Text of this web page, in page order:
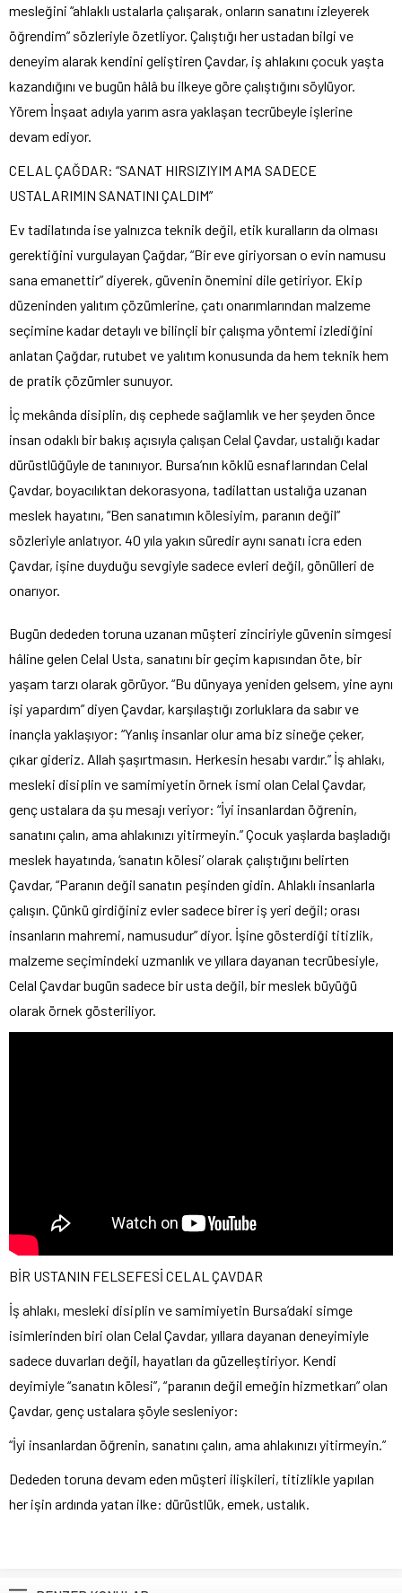
mesleğini “ahlaklı ustalarla çalışarak, onların sanatını izleyerek
öğrendim” sözleriyle özetliyor. Çalıştığı her ustadan bilgi ve
deneyim alarak kendini geliştiren Çavdar, iş ahlakını çocuk yaşta
kazandığını ve bugün hâlâ bu ilkeye göre çalıştığını söylüyor.
Yörem İnşaat adıyla yarım asra yaklaşan tecrübeyle işlerine
devam ediyor.
CELAL ÇAĞDAR: “SANAT HIRSIZIYIM AMA SADECE
USTALARIMIN SANATINI ÇALDIM”
Ev tadilatında ise yalnızca teknik değil, etik kuralların da olması
gerektiğini vurgulayan Çağdar, “Bir eve giriyorsan o evin namusu
sana emanettir” diyerek, güvenin önemini dile getiriyor. Ekip
düzeninden yalıtım çözümlerine, çatı onarımlarından malzeme
seçimine kadar detaylı ve bilinçli bir çalışma yöntemi izlediğini
anlatan Çağdar, rutubet ve yalıtım konusunda da hem teknik hem
de pratik çözümler sunuyor.
İç mekânda disiplin, dış cephede sağlamlık ve her şeyden önce
insan odaklı bir bakış açısıyla çalışan Celal Çavdar, ustalığı kadar
dürüstlüğüyle de tanınıyor. Bursa’nın köklü esnaflarından Celal
Çavdar, boyacılıktan dekorasyona, tadilattan ustalığa uzanan
meslek hayatını, “Ben sanatımın kölesiyim, paranın değil”
sözleriyle anlatıyor. 40 yıla yakın süredir aynı sanatı icra eden
Çavdar, işine duyduğu sevgiyle sadece evleri değil, gönülleri de
onarıyor.
Bugün dededen toruna uzanan müşteri zinciriyle güvenin simgesi
hâline gelen Celal Usta, sanatını bir geçim kapısından öte, bir
yaşam tarzı olarak görüyor. “Bu dünyaya yeniden gelsem, yine aynı
işi yapardım” diyen Çavdar, karşılaştığı zorluklara da sabır ve
inançla yaklaşıyor: “Yanlış insanlar olur ama biz sineğe çeker,
çıkar gideriz. Allah şaşırtmasın. Herkesin hesabı vardır.” İş ahlakı,
mesleki disiplin ve samimiyetin örnek ismi olan Celal Çavdar,
genç ustalara da şu mesajı veriyor: “İyi insanlardan öğrenin,
sanatını çalın, ama ahlakınızı yitirmeyin.” Çocuk yaşlarda başladığı
meslek hayatında, ‘sanatın kölesi’ olarak çalıştığını belirten
Çavdar, “Paranın değil sanatın peşinden gidin. Ahlaklı insanlarla
çalışın. Çünkü girdiğiniz evler sadece birer iş yeri değil; orası
insanların mahremi, namusudur” diyor. İşine gösterdiği titizlik,
malzeme seçimindeki uzmanlık ve yıllara dayanan tecrübesiyle,
Celal Çavdar bugün sadece bir usta değil, bir meslek büyüğü
olarak örnek gösteriliyor.
BİR USTANIN FELSEFESİ CELAL ÇAVDAR
İş ahlakı, mesleki disiplin ve samimiyetin Bursa’daki simge
isimlerinden biri olan Celal Çavdar, yıllara dayanan deneyimiyle
sadece duvarları değil, hayatları da güzelleştiriyor. Kendi
deyimiyle “sanatın kölesi”, “paranın değil emeğin hizmetkarı” olan
Çavdar, genç ustalara şöyle sesleniyor:
“İyi insanlardan öğrenin, sanatını çalın, ama ahlakınızı yitirmeyin.”
Dededen toruna devam eden müşteri ilişkileri, titizlikle yapılan
her işin ardında yatan ilke: dürüstlük, emek, ustalık.